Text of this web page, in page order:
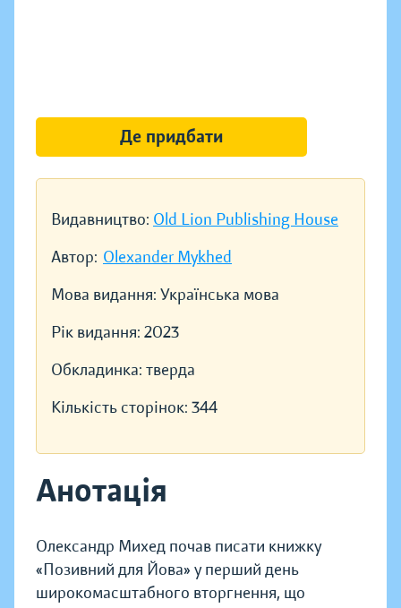
Видавництво: Old Lion Publishing House
Автор: Olexander Mykhed
Мова видання: Українська мова
Рік видання: 2023
Обкладинка: тверда
Кількість сторінок: 344
Анотація
Олександр Михед почав писати книжку
«Позивний для Йова» у перший день
широкомасштабного вторгнення, що
Де придбати